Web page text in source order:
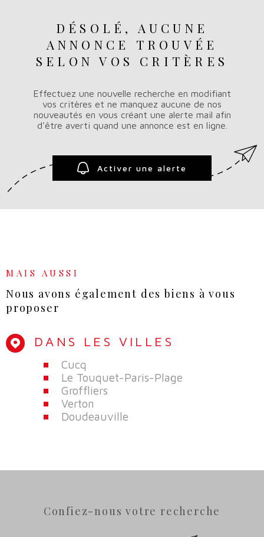
NOS
DÉSOLÉ, AUCUNE
ANNONCE TROUVÉE
SELON VOS CRITÈRES
Effectuez une nouvelle recherche en modifiant
vos critères et ne manquez aucune de nos
nouveautés en vous créant une alerte mail afin
d'être averti quand une annonce est en ligne.
Activer une alerte
MAIS AUSSI
Nous avons également des biens à vous
proposer
DANS LES VILLES
Cucq
Le Touquet-Paris-Plage
Groffliers
Verton
Doudeauville
Confiez-nous votre recherche
CHAMPS
TEXTE
RÉFÉRENCE
RECHERCHER